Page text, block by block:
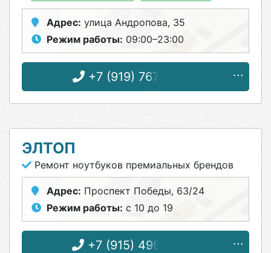
Адрес: улица Андропова, 35
Режим работы: 09:00–23:00
+7 (919) 767-96-56
ЭЛТОП
Ремонт ноутбуков премиальных брендов
Адрес: Проспект Победы, 63/24
Режим работы: с 10 до 19
+7 (915) 499-76-87